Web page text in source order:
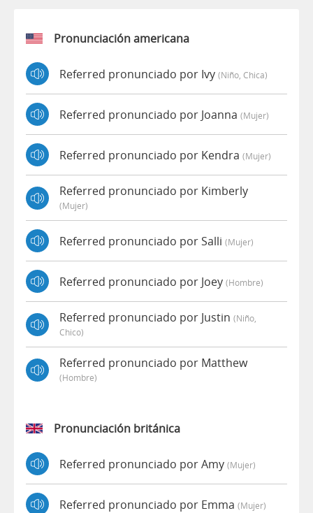
Pronunciación americana
Referred pronunciado por Ivy (niño, Chica)
Referred pronunciado por Joanna (mujer)
Referred pronunciado por Kendra (mujer)
Referred pronunciado por Kimberly
(mujer)
Referred pronunciado por Salli (mujer)
Referred pronunciado por Joey (hombre)
Referred pronunciado por Justin (niño,
Chico)
Referred pronunciado por Matthew
(hombre)
Pronunciación británica
Referred pronunciado por Amy (mujer)
Referred pronunciado por Emma (mujer)